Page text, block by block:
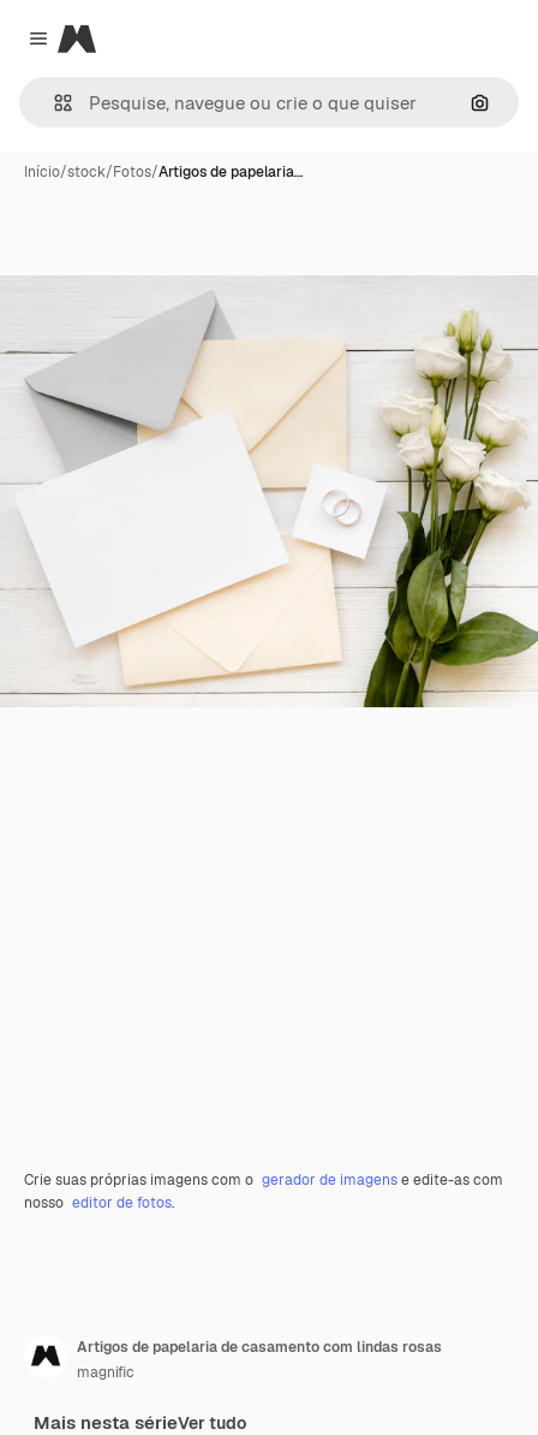
Close menu
Magnific
Início/stock/Fotos/Artigos de papelaria…
Crie suas próprias imagens com o gerador de imagense edite-as com
nosso editor de fotos.
Artigos de papelaria de casamento com lindas rosas
magnific
Mais nesta sérieVer tudo